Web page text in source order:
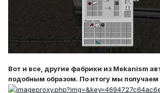
Вот и все, другие фабрики из Mekanism
подобным образом. По итогу мы получаем